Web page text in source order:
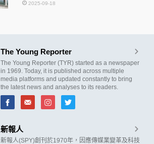
2025-09-18
The Young Reporter
The Young Reporter (TYR) started as a newspaper
in 1969. Today, it is published across multiple
media platforms and updated constantly to bring
the latest news and analyses to its readers.
新報人
新報人(SPY)創刊於1970年，因應傳媒業變革及科技